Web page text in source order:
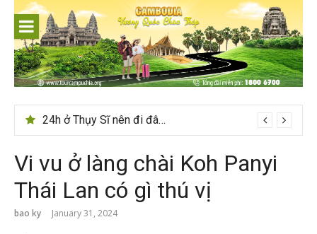
content
24h ở Thụy Sĩ nên đi đâu, chơi gì?
Du lịch Sri Lanka – Bật mí nên đi mùa nào đẹp
Vi vu ở làng chài Koh Panyi
Thái Lan có gì thú vị
bao ky January 31, 2024